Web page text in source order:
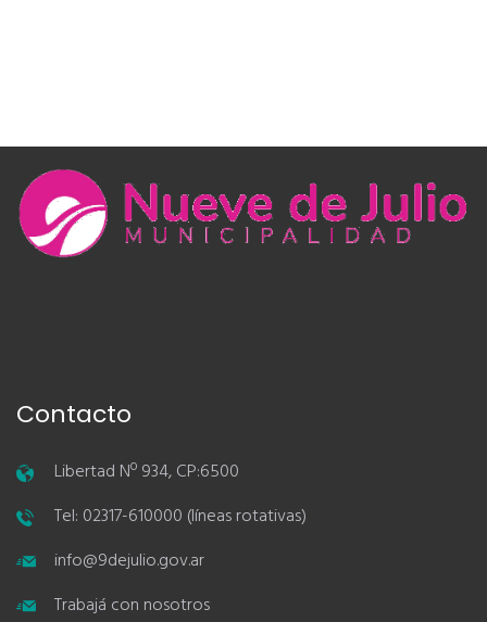
Contacto
Libertad Nº 934, CP:6500
Tel: 02317-610000 (líneas rotativas)
info@9dejulio.gov.ar
Trabajá con nosotros